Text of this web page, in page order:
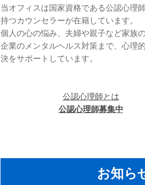
当オフィスは国家資格である公認心理
持つカウンセラーが在籍しています。
個人の心の悩み、夫婦や親子など家族
企業のメンタルヘルス対策まで、心理
決をサポートしています。
公認心理師とは
公認心理師募集中
お知ら